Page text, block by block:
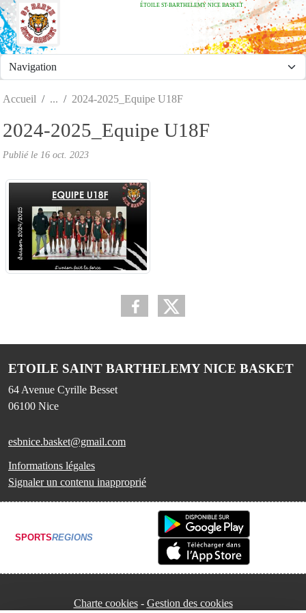
ÉTOILE ST-BARTHELEMY NICE BASKET
Accueil 2024-2025_Equipe U18F
2024-2025_Equipe U18F
Publié le 16 oct. 2023
ETOILE SAINT BARTHELEMY NICE BASKET
64 Avenue Cyrille Besset
06100 Nice
esbnice.basket@gmail.com
Informations légales
Signaler un contenu inapproprié
SPORTSREGIONS
Charte cookies Gestion des cookies
Panneau de gestion des cookies